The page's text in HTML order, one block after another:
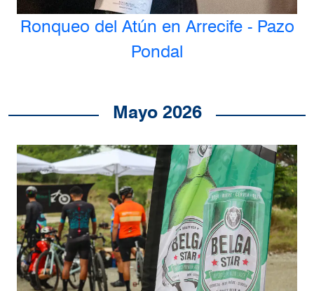
Ronqueo del Atún en Arrecife - Pazo
Pondal
Mayo 2026